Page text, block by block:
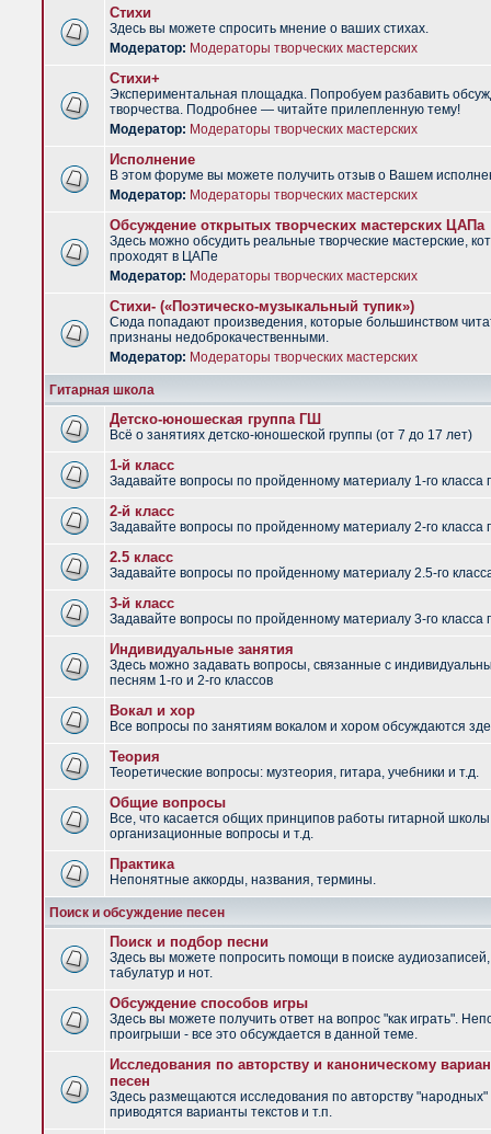
Стихи
Здесь вы можете спросить мнение о ваших стихах.
Модератор: Модераторы творческих мастерских
Стихи+
Экспериментальная площадка. Попробуем разбавить
творчества. Подробнее — читайте прилепленную тему!
Модератор: Модераторы творческих мастерских
Исполнение
В этом форуме вы можете получить отзыв о Вашем
Модератор: Модераторы творческих мастерских
Обсуждение открытых творческих мастерских ЦАПа
Здесь можно обсудить реальные творческие мастерские,
проходят в ЦАПе
Модератор: Модераторы творческих мастерских
Стихи- («Поэтическо-музыкальный тупик»)
Сюда попадают произведения, которые большинством
признаны недоброкачественными.
Модератор: Модераторы творческих мастерских
Гитарная школа
Детско-юношеская группа ГШ
Всё о занятиях детско-юношеской группы (от 7 до 17 лет)
1-й класс
Задавайте вопросы по пройденному материалу 1-го класса
2-й класс
Задавайте вопросы по пройденному материалу 2-го класса
2.5 класс
Задавайте вопросы по пройденному материалу 2.5-го
3-й класс
Задавайте вопросы по пройденному материалу 3-го класса
Индивидуальные занятия
Здесь можно задавать вопросы, связанные с
песням 1-го и 2-го классов
Вокал и хор
Все вопросы по занятиям вокалом и хором обсуждаются
Теория
Теоретические вопросы: музтеория, гитара, учебники и т.д.
Общие вопросы
Все, что касается общих принципов работы гитарной
организационные вопросы и т.д.
Практика
Непонятные аккорды, названия, термины.
Поиск и обсуждение песен
Поиск и подбор песни
Здесь вы можете попросить помощи в поиске аудиозаписей,
табулатур и нот.
Обсуждение способов игры
Здесь вы можете получить ответ на вопрос "как играть".
проигрыши - все это обсуждается в данной теме.
Исследования по авторству и каноническому
песен
Здесь размещаются исследования по авторству "народных"
приводятся варианты текстов и т.п.